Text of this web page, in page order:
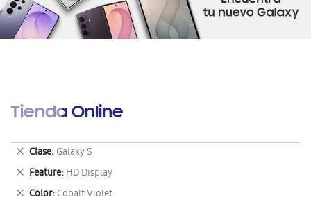
Tienda Online
Clase Galaxy S
Eliminar
este
artículo
Feature HD Display
Eliminar
este
Color Cobalt Violet
Eliminar